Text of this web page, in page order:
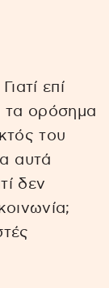
επί
τα ορόσημα
του
αυτά
δεν